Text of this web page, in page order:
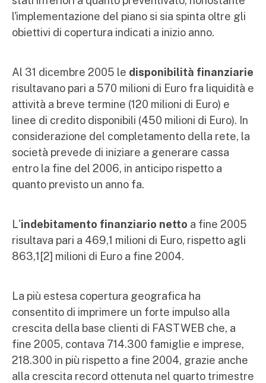
l'implementazione del piano si sia spinta oltre gli
obiettivi di copertura indicati a inizio anno.
Al 31 dicembre 2005 le disponibilità finanziarie
risultavano pari a 570 milioni di Euro fra liquidità e
attività a breve termine (120 milioni di Euro) e
linee di credito disponibili (450 milioni di Euro). In
considerazione del completamento della rete, la
società prevede di iniziare a generare cassa
entro la fine del 2006, in anticipo rispetto a
quanto previsto un anno fa.
L'indebitamento finanziario netto a fine 2005
risultava pari a 469,1 milioni di Euro, rispetto agli
863,1[2] milioni di Euro a fine 2004.
La più estesa copertura geografica ha
consentito di imprimere un forte impulso alla
crescita della base clienti di FASTWEB che, a
fine 2005, contava 714.300 famiglie e imprese,
218.300 in più rispetto a fine 2004, grazie anche
alla crescita record ottenuta nel quarto trimestre